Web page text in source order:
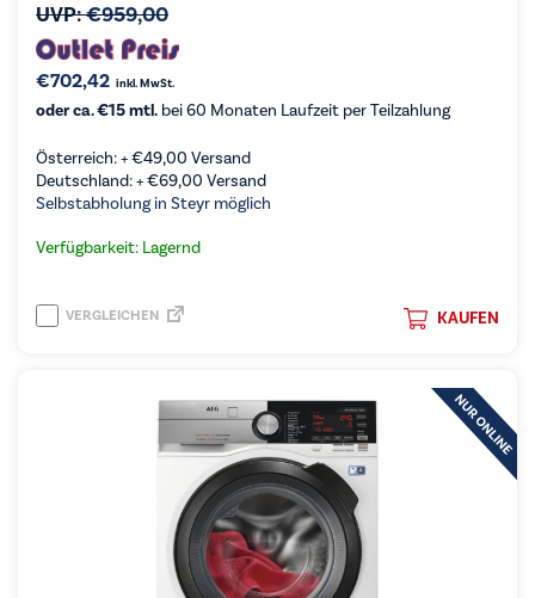
UVP:€959,00
€702,42 inkl. MwSt.
oder ca. €15 mtl. bei 60 Monaten Laufzeit per Teilzahlung
Österreich: +€49,00 Versand
Deutschland: +€69,00 Versand
Selbstabholung in Steyr möglich
Verfügbarkeit: Lagernd
KAUFEN
VERGLEICHEN